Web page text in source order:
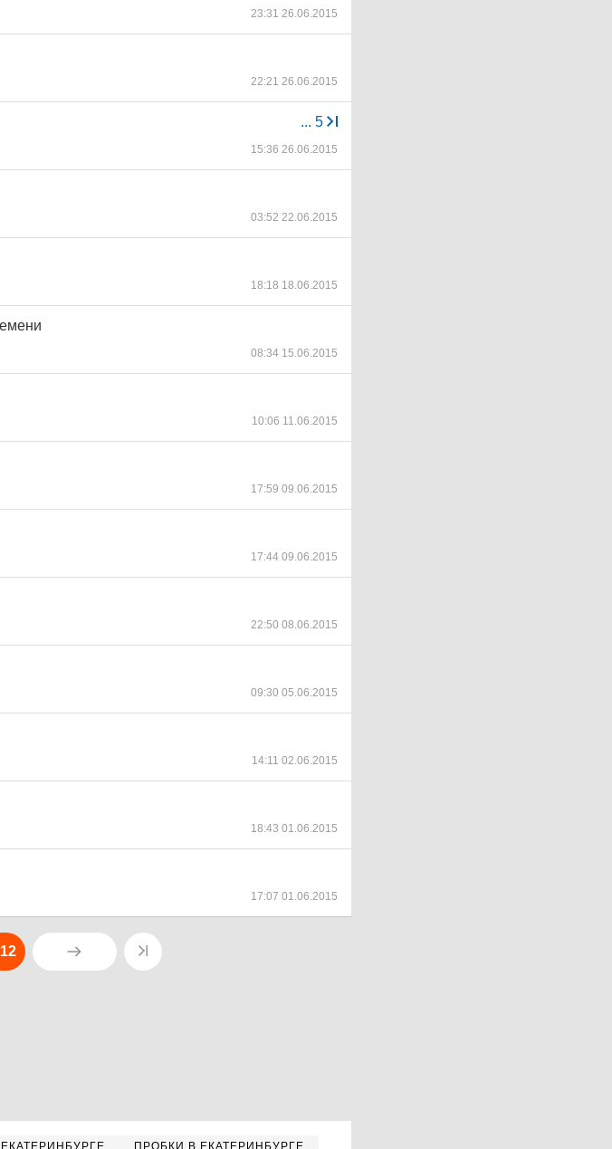
23:31 26.06.2015
22:21 26.06.2015
... 5
15:36 26.06.2015
03:52 22.06.2015
18:18 18.06.2015
08:34 15.06.2015
10:06 11.06.2015
17:59 09.06.2015
17:44 09.06.2015
22:50 08.06.2015
09:30 05.06.2015
14:11 02.06.2015
18:43 01.06.2015
17:07 01.06.2015
ПРОБКИ В ЕКАТЕРИНБУРГЕ